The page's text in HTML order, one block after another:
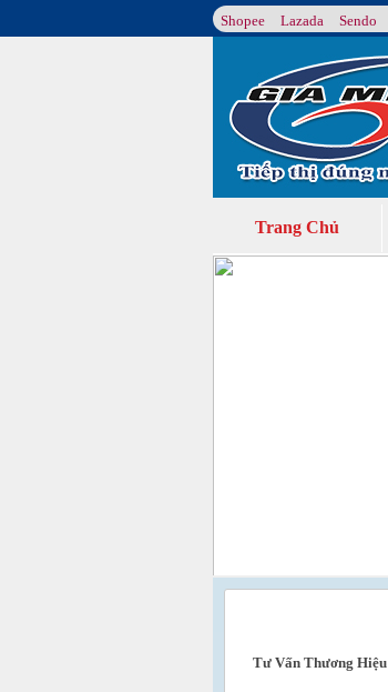
Shopee Lazada Sendo
Trang Chủ
Tư Vấn Thương Hiệu